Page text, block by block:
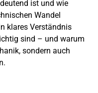
ist und wie
Wandel
klares Verständnis
sind – und warum
sondern auch